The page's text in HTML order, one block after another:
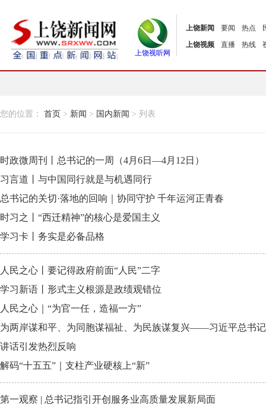
上饶视听网
上饶新闻 要闻 热点
上饶视频
直播 热线
您的位置： 首页 > 新闻 > 国内新闻 > 列表
时政微周刊丨总书记的一周（4月6日—4月12日）
习言道丨与中国同行就是与机遇同行
总书记的关切·落地的回响｜协同守护 千年运河正青春
时习之丨“西迁精神”的核心是爱国主义
学习卡丨务实是必备品格
人民之心丨要记得政府前面“人民”二字
学习新语丨形式主义根源是政绩观错位
人民之心｜“为官一任，造福一方”
为两岸谋和平、为同胞谋福祉、为民族谋复兴——习近平总书
讲话引发热烈反响
解码“十五五”｜支柱产业硬核上“新”
第一观察 | 总书记指引开创服务业高质量发展新局面